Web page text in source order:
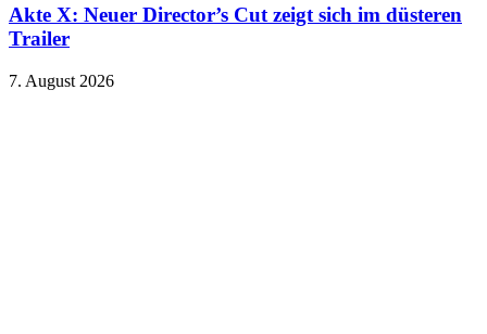
Akte X: Neuer Director’s Cut zeigt sich im düsteren
Trailer
7. August 2026